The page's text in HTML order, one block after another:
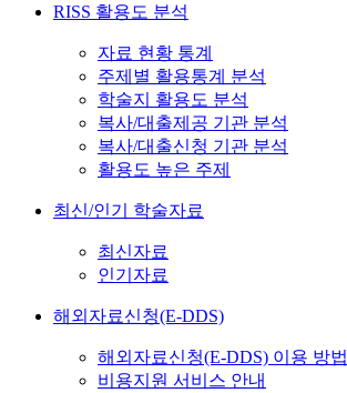
RISS 활용도 분석
자료 현황 통계
주제별 활용통계 분석
학술지 활용도 분석
복사/대출제공 기관 분석
복사/대출신청 기관 분석
활용도 높은 주제
최신/인기 학술자료
최신자료
인기자료
해외자료신청(E-DDS)
해외자료신청(E-DDS) 이용 방법
비용지원 서비스 안내